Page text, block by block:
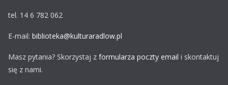
tel. 14 6 782 062
E-mail: biblioteka@kulturaradlow.pl
Masz pytania? Skorzystaj z formularza poczty email i skontaktuj
się z nami.